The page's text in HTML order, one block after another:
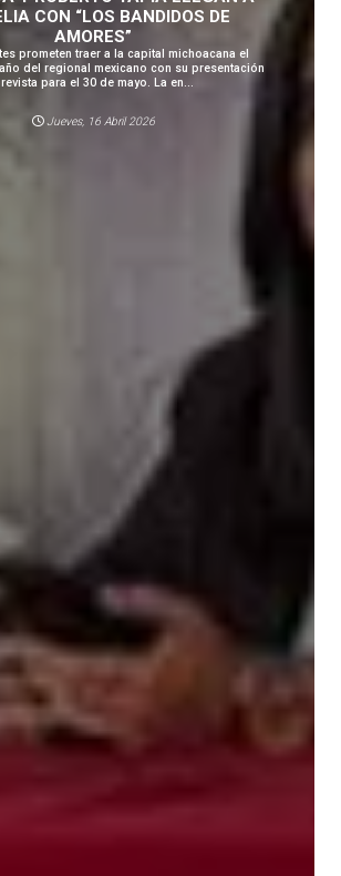
CON “LOS BANDIDOS DE
AMORES”
prometen traer a la capital michoacana el
del regional mexicano con su presentación
para el 30 de mayo. La en...
Jueves, 16 Abril 2026